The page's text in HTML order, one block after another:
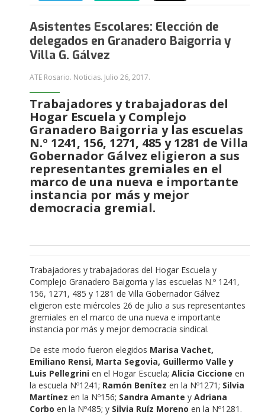
Asistentes Escolares: Elección de
delegados en Granadero Baigorria y
Villa G. Gálvez
ATE Rosario. Noticias. Julio 26, 2017.
Trabajadores y trabajadoras del
Hogar Escuela y Complejo
Granadero Baigorria y las escuelas
N.º 1241, 156, 1271, 485 y 1281 de Villa
Gobernador Gálvez eligieron a sus
representantes gremiales en el
marco de una nueva e importante
instancia por más y mejor
democracia gremial.
Trabajadores y trabajadoras del Hogar Escuela y
Complejo Granadero Baigorria y las escuelas N.º 1241,
156, 1271, 485 y 1281 de Villa Gobernador Gálvez
eligieron este miércoles 26 de julio a sus representantes
gremiales en el marco de una nueva e importante
instancia por más y mejor democracia sindical.
De este modo fueron elegidos Marisa Vachet,
Emiliano Rensi, Marta Segovia, Guillermo Valle y
Luis Pellegrini en el Hogar Escuela; Alicia Ciccione en
la escuela Nº1241; Ramón Benítez en la Nº1271; Silvia
Martínez en la Nº156; Sandra Amante y Adriana
Corbo en la Nº485; y Silvia Ruíz Moreno en la Nº1281.